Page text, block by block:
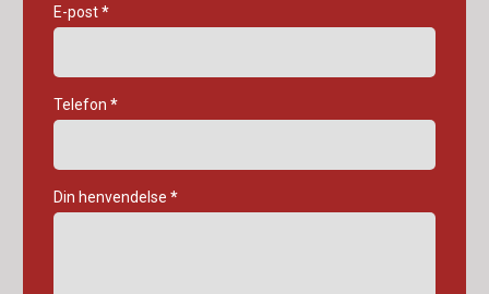
E-post*
Telefon *
Din henvendelse *